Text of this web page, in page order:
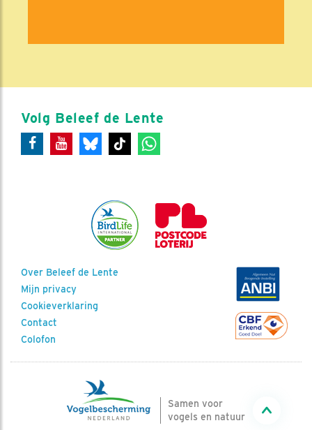
Volg Beleef de Lente
Over Beleef de Lente
Mijn privacy
Cookieverklaring
Contact
Colofon
Samen voor
vogels en natuur